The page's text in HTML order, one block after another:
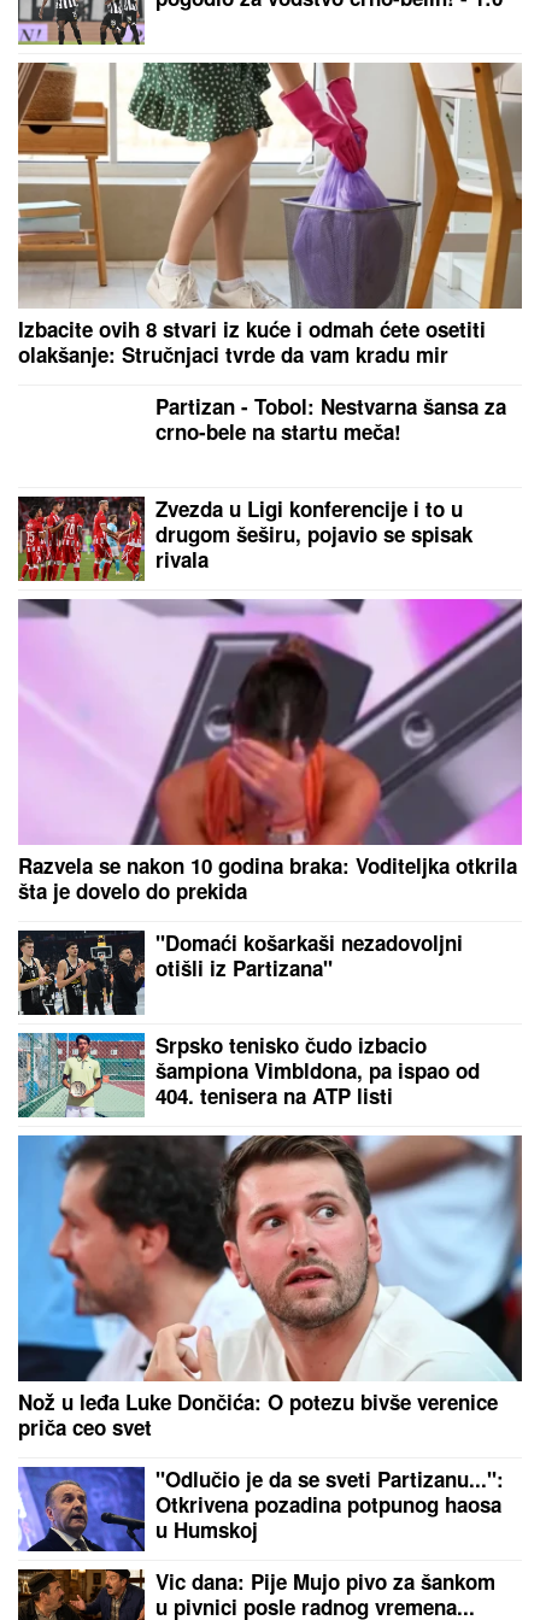
Malo ko zna čemu služi rupa na varjači: Kada
saznate, koristićete je drugačije!
Novi pritisak na Srbe u Zubinom
Potoku: Dobili ultimatume od 7
dana, policija asistira bez papira!
Varnice u Beloj kući? Tramp rekao
šta misli o Hegsetu: To je ravno
izdaji!
Hrvat ubedio Srbina da obuče crveno-beli dres:
"Dođi, zagorčaćemo život svima"
Nastavlja se Superliga: Zvezda na
"Marakani" najavljuje meč sezone,
Partizan na "Čairu"
Partizan - Tobol: Sek se iskupio i
pogodio za vođstvo crno-belih! - 1:0
Izbacite ovih 8 stvari iz kuće i odmah ćete osetiti
olakšanje: Stručnjaci tvrde da vam kradu mir
Partizan - Tobol: Nestvarna šansa za
crno-bele na startu meča!
Zvezda u Ligi konferencije i to u
drugom šeširu, pojavio se spisak
rivala